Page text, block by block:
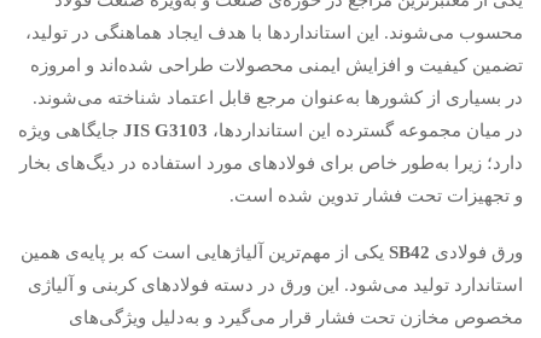
محسوب می‌شوند. این استانداردها با هدف ایجاد هماهنگی در تولید،
تضمین کیفیت و افزایش ایمنی محصولات طراحی شده‌اند و امروزه
در بسیاری از کشورها به‌عنوان مرجع قابل اعتماد شناخته می‌شوند.
در میان مجموعه گسترده این استانداردها، JIS G3103 جایگاهی ویژه
دارد؛ زیرا به‌طور خاص برای فولادهای مورد استفاده در دیگ‌های بخار
و تجهیزات تحت فشار تدوین شده است.
ورق فولادی SB42 یکی از مهم‌ترین آلیاژهایی است که بر پایه‌ی همین
استاندارد تولید می‌شود. این ورق در دسته فولادهای کربنی و آلیاژی
مخصوص مخازن تحت فشار قرار می‌گیرد و به‌دلیل ویژگی‌های